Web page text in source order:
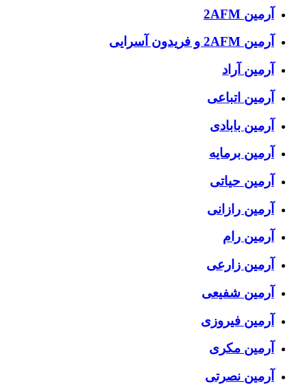
آرمین 2AFM
آرمین 2AFM و فریدون آسرایی
آرمین آراد
آرمین اتباعی
آرمین بابادی
آرمین برمایه
آرمین حیاتی
آرمین رازانی
آرمین رام
آرمین زارعی
آرمین شفیعی
آرمین فیروزی
آرمین مکری
آرمین نصرتی